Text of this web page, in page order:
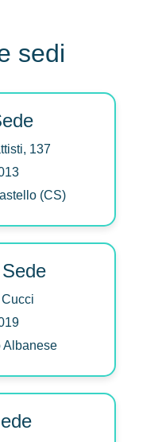
sedi
137
(CS)
Albanese